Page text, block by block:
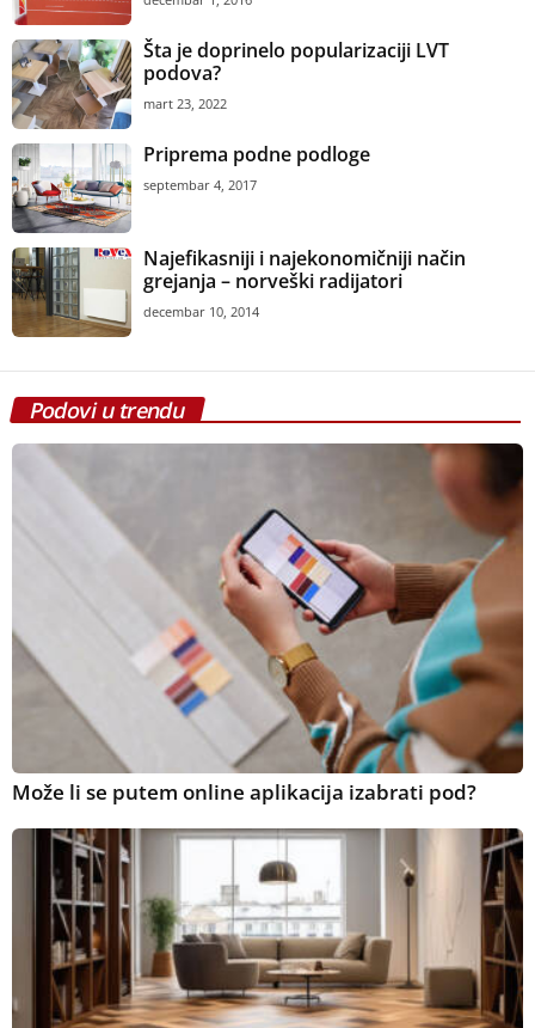
Šta je doprinelo popularizaciji LVT
podova?
mart 23, 2022
Priprema podne podloge
septembar 4, 2017
Najefikasniji i najekonomičniji način
grejanja – norveški radijatori
decembar 10, 2014
Podovi u trendu
Može li se putem online aplikacija izabrati pod?